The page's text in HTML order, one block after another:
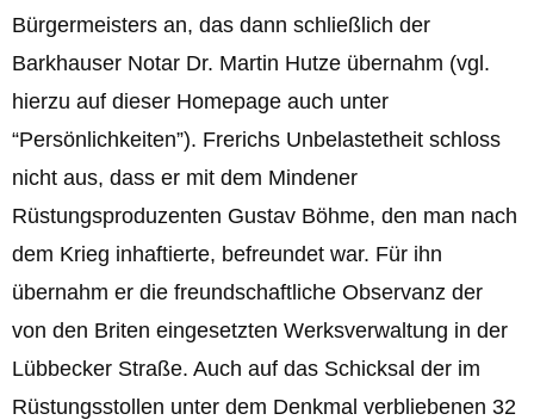
Bürgermeisters an, das dann schließlich der
Barkhauser Notar Dr. Martin Hutze übernahm (vgl.
hierzu auf dieser Homepage auch unter
“Persönlichkeiten”). Frerichs Unbelastetheit schloss
nicht aus, dass er mit dem Mindener
Rüstungsproduzenten Gustav Böhme, den man nach
dem Krieg inhaftierte, befreundet war. Für ihn
übernahm er die freundschaftliche Observanz der
von den Briten eingesetzten Werksverwaltung in der
Lübbecker Straße. Auch auf das Schicksal der im
Rüstungsstollen unter dem Denkmal verbliebenen 32